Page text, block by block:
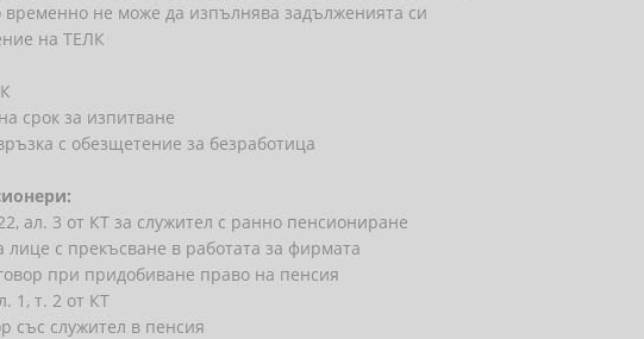
не може да изпълнява задълженията си
на ТЕЛК
срок за изпитване
с обезщетение за безработица
ал. 3 от КТ за служител с ранно пенсиониране
с прекъсване в работата за фирмата
при придобиване право на пенсия
1, т. 2 от КТ
със служител в пенсия